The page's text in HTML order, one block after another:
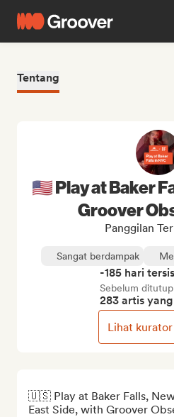
Tentang
🇺🇸 Play at Baker Falls,
East Side, with Groover
🇺🇸 Play at Baker
Groover
Panggilan
Sangat berdampak
-185 hari
Sebelum ditutup
283 artis
Lihat